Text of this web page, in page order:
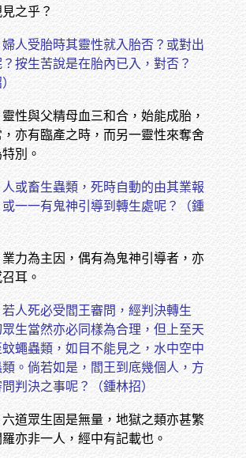
之乎？
婦人受胎時其靈性就入胎否？或對出
按生苦說是在胎內已入，對否？
性與父精母血三和合，始能成胎，
，亦有臨產之時，而另一靈性來奪舍
別。
人或畜生蟲類，死時自動的由其業報
一一有鬼神引導到轉生處呢？（鍾
力為主因，偶有為鬼神引導者，亦
耳。
若人死必受閻王審問，經判決轉生
生當然亦必同樣為合理，但上至天
蚊蠅蟲類，如目不能見之，水中空中
。倘若如是，閻王到底幾個人，方
判決之事呢？（鍾林招）
道眾生固是無量，地獄之類亦甚繁
亦非一人，經中有記載也。